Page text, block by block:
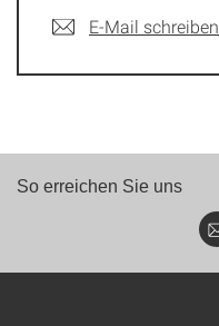
E-Mail schreiben
So erreichen Sie uns